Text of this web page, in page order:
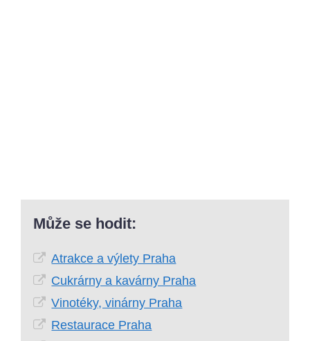
Může se hodit:
Atrakce a výlety Praha
Cukrárny a kavárny Praha
Vinotéky, vinárny Praha
Restaurace Praha